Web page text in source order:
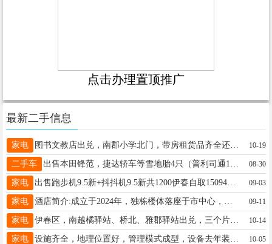
点击办理置顶推广
最新二手信息
家电 图书文教店出兑，南郡小学北门，带房租货品齐全还带复印，老店客源稳定，带地下室能住能做饭，接手即可盈利，有意者可以来店里看看女士13115588986 10-19
二手车 08-30
家电 出售跑步机9.5新+抖抖机9.5新共1200伊春自取15094596035跑步机是大的高15094596035 09-03
家电 09-11
家电 伊春区，南越橘驿站、桥北、雅郡驿站出兑，三个片区准备任意出售两个，件量在1500票，驿站成熟稳定，缺钱买房子结婚，忍痛割爱，设施齐全，夫妻经营月收入一万五左右。详情致电咨询张先生18182888848 10-14
家电 10-05